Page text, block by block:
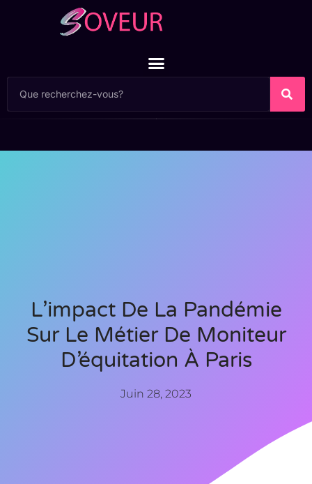
L’impact De La Pandémie
Sur Le Métier De Moniteur
D’équitation À Paris
Juin 28, 2023